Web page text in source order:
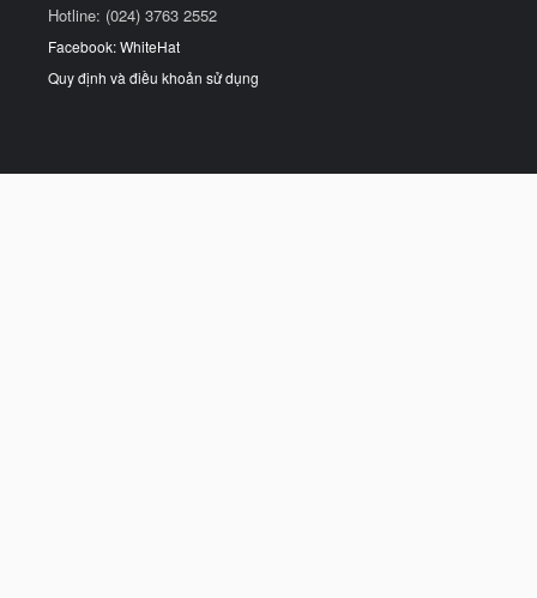
Hotline: (024) 3763 2552
Facebook: WhiteHat
Quy định và điều khoản sử dụng